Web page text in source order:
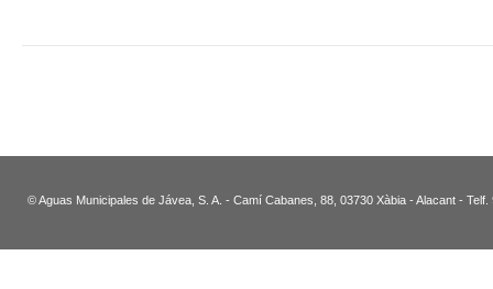
© Aguas Municipales de Jávea, S. A. - Camí Cabanes, 88, 03730 Xàbia - Alacant -